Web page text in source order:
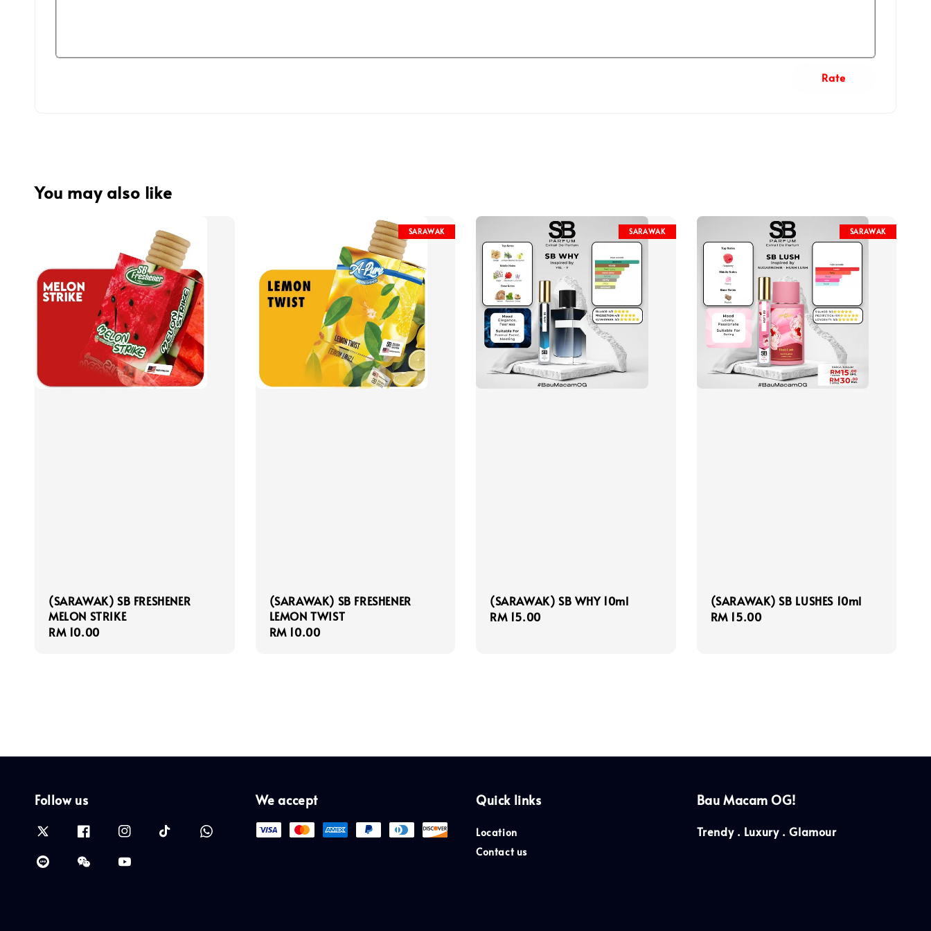
Rate
You may also like
(SARAWAK) SB FRESHENER
MELON STRIKE
Regular
RM 10.00
SARAWAK
(SARAWAK) SB FRESHENER
LEMON TWIST
Regular
RM 10.00
SARAWAK
(SARAWAK) SB WHY 10ml
Regular
RM 15.00
SARAWAK
(SARAWAK) SB LUSHES 10ml
Regular
RM 15.00
Follow us We accept Quick links
Location
Contact us
Bau Macam OG!
Trendy . Luxury . Glamour